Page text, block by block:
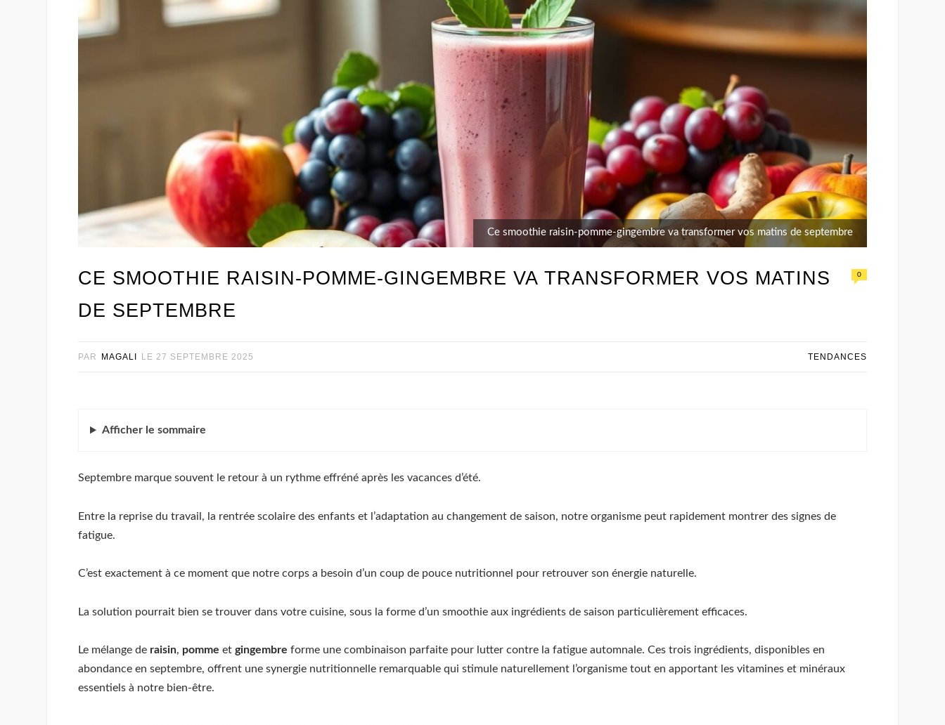
Ce smoothie raisin-pomme-gingembre va transformer vos matins de septembre
CE SMOOTHIE RAISIN-POMME-GINGEMBRE VA TRANSFORMER VOS MATINS
DE SEPTEMBRE
0
PAR MAGALI LE 27 SEPTEMBRE 2025 TENDANCES
Afficher le sommaire
Septembre marque souvent le retour à un rythme effréné après les vacances d’été.
Entre la reprise du travail, la rentrée scolaire des enfants et l’adaptation au changement de saison, notre organisme peut rapidement montrer des signes de
fatigue.
C’est exactement à ce moment que notre corps a besoin d’un coup de pouce nutritionnel pour retrouver son énergie naturelle.
La solution pourrait bien se trouver dans votre cuisine, sous la forme d’un smoothie aux ingrédients de saison particulièrement efficaces.
Le mélange de raisin, pomme et gingembre forme une combinaison parfaite pour lutter contre la fatigue automnale. Ces trois ingrédients, disponibles en
abondance en septembre, offrent une synergie nutritionnelle remarquable qui stimule naturellement l’organisme tout en apportant les vitamines et minéraux
essentiels à notre bien-être.